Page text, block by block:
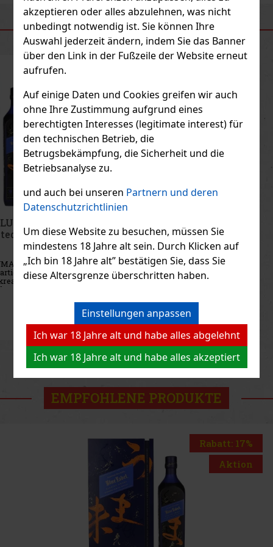
akzeptieren oder alles abzulehnen, was nicht
unbedingt notwendig ist. Sie können Ihre
Auswahl jederzeit ändern, indem Sie das Banner
über den Link in der Fußzeile der Website erneut
aufrufen.
Auf einige Daten und Cookies greifen wir auch
ohne Ihre Zustimmung aufgrund eines
berechtigten Interesses (legitimate interest) für
den technischen Betrieb, die
Betrugsbekämpfung, die Sicherheit und die
Betriebsanalyse zu.
und auch bei unseren Partnern und deren
Datenschutzrichtlinien
Um diese Website zu besuchen, müssen Sie
mindestens 18 Jahre alt sein. Durch Klicken auf
„Ich bin 18 Jahre alt” bestätigen Sie, dass Sie
diese Altersgrenze überschritten haben.
Einstellungen anpassen
Ich war 18 Jahre alt und habe alles abgelehnt
Ich war 18 Jahre alt und habe alles akzeptiert
ÄHNLICHE PRODUKTE
Aberfeldy Madeira Cask 12Y 40% 0,7 l
Geschnkpackung
AUF LAGER(5 st)
Aberfeldy Madeira Cask 12Y ist eine außergewöhnliche
Kombination aus klassischem Highland Single Malt und dem
exotischen Nachgeschmack von Madeira-Wein. Dieser
THE GLENLIVET Spectra 40% 3 x 0,2 l
(3 st)
PreviousNext
EMPFOHLENE PRODUKTE
Rabatt: 17%
Aktion